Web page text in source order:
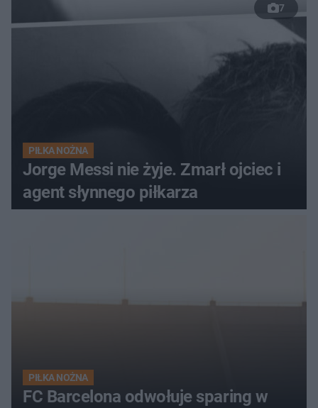
7
PIŁKA NOŻNA
Jorge Messi nie żyje. Zmarł ojciec i
agent słynnego piłkarza
PIŁKA NOŻNA
FC Barcelona odwołuje sparing w